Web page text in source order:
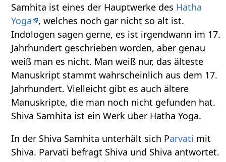
Samhita ist eines der Hauptwerke des Hatha
Yoga
, welches noch gar nicht so alt ist.
Indologen sagen gerne, es ist irgendwann im 17.
Jahrhundert geschrieben worden, aber genau
weiß man es nicht. Man weiß nur, das älteste
Manuskript stammt wahrscheinlich aus dem 17.
Jahrhundert. Vielleicht gibt es auch ältere
Manuskripte, die man noch nicht gefunden hat.
Shiva Samhita ist ein Werk über Hatha Yoga.
In der Shiva Samhita unterhält sich Parvati mit
Shiva. Parvati befragt Shiva und Shiva antwortet.